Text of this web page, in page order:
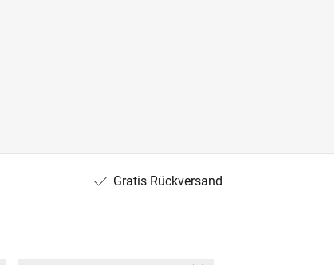
Gratis Rückversand